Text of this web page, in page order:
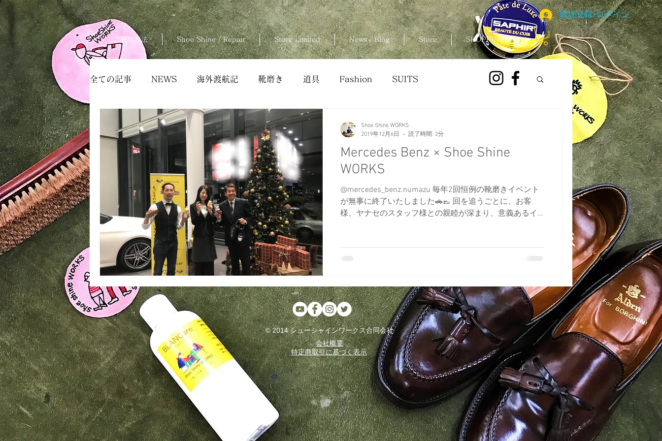
新規登録/ログイン
ご利用方法 Shoe Shine / Repair Store Limited News / Blog Store SHOPPING
全ての記事 NEWS 海外渡航記 靴磨き 道具 Fashion SUITS
Mercedes Benz × Shoe Shine
WORKS
@mercedes_benz.numazu 毎年2回恒例の靴磨きイベント
が無事に終了いたしました🚗👞 回を追うごとに、お客
様、ヤナセのスタッフ様との親睦が深まり、意義あるイ
Shoe Shine WORKS
2019年12月6日
読了時間: 2分
© 2014 シューシャインワークス合同会社
会社概要
特定商取引に基づく表示